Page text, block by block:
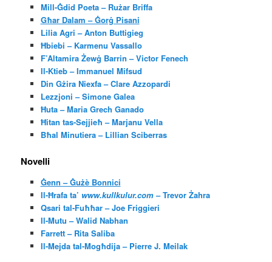
Mill-Ġdid Poeta – Rużar Briffa
Għar Dalam – Ġorġ Pisani
Lilia Agri – Anton Buttigieg
Ħbiebi – Karmenu Vassallo
F’Altamira Żewġ Barrin – Victor Fenech
Il-Ktieb – Immanuel Mifsud
Din Gżira Niexfa – Clare Azzopardi
Lezzjoni – Simone Galea
Ħuta – Maria Grech Ganado
Ħitan tas-Sejjieħ – Marjanu Vella
Bħal Minutiera – Lillian Sciberras
Novelli
Ġenn – Ġużè Bonnici
Il-Ħrafa ta’ www.kullkulur.com– Trevor Żahra
Qsari tal-Fuħħar – Joe Friggieri
Il-Mutu – Walid Nabhan
Farrett – Rita Saliba
Il-Mejda tal-Mogħdija – Pierre J. Meilak